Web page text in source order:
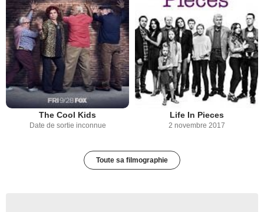
The Cool Kids
Date de sortie inconnue
Life In Pieces
2 novembre 2017
Toute sa filmographie